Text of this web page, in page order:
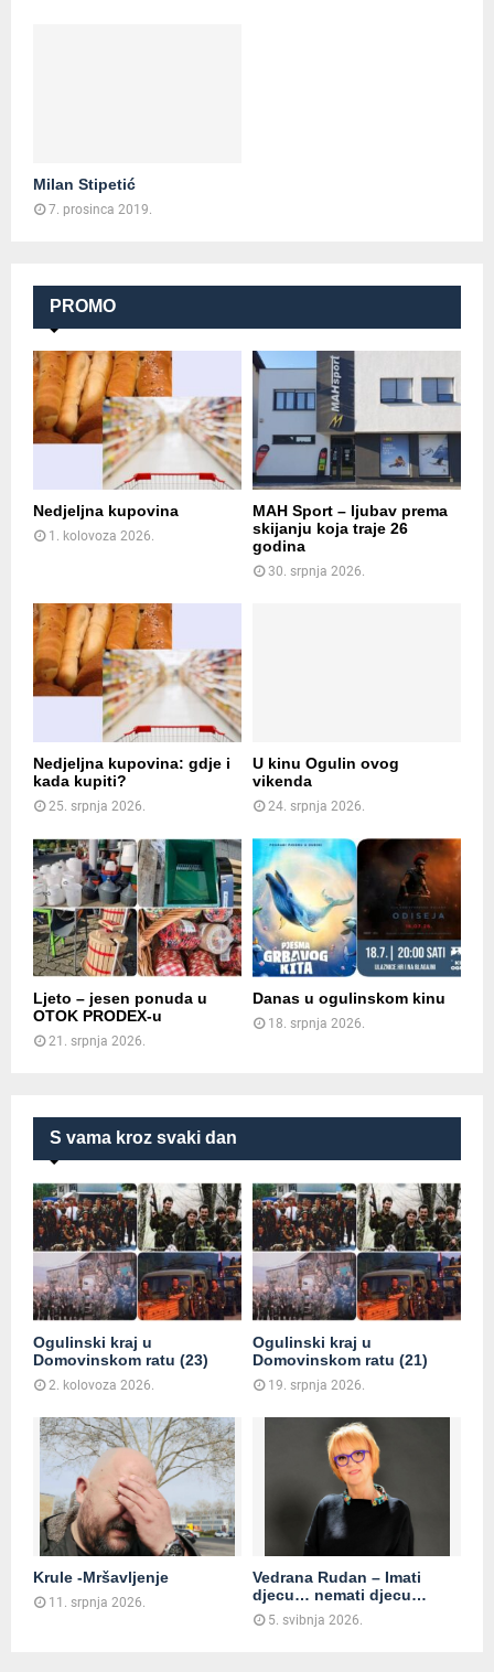
S vama kroz svaki dan
Ogulinski kraj u
Domovinskom ratu (23)
2. kolovoza 2026.
Ogulinski kraj u
Domovinskom ratu (21)
19. srpnja 2026.
Krule -Mršavljenje
11. srpnja 2026.
Vedrana Rudan – Imati
djecu… nemati djecu…
5. svibnja 2026.
Milan Stipetić
7. prosinca 2019.
PROMO
Nedjeljna kupovina
1. kolovoza 2026.
MAH Sport – ljubav prema
skijanju koja traje 26
godina
30. srpnja 2026.
Nedjeljna kupovina: gdje i
kada kupiti?
25. srpnja 2026.
U kinu Ogulin ovog
vikenda
24. srpnja 2026.
Ljeto – jesen ponuda u
OTOK PRODEX-u
21. srpnja 2026.
Danas u ogulinskom kinu
18. srpnja 2026.